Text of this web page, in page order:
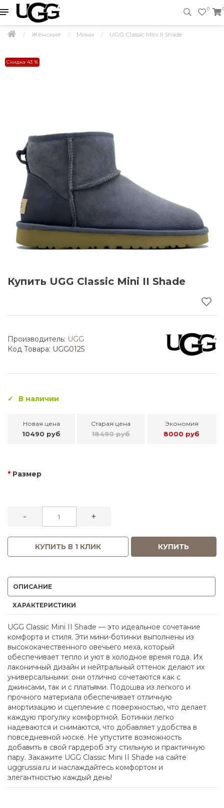
0
Женские Мини UGG Classic Mini II Shade
Скидка 43 %
Купить UGG Classic Mini II Shade
Производитель: UGG
Код Товара: UGG0125
В наличии
Новая цена
10490 руб
Старая цена
18490 руб
Экономия
8000 руб
Размер
- +
КУПИТЬ В 1 КЛИК КУПИТЬ
ОПИСАНИЕ
ХАРАКТЕРИСТИКИ
UGG Classic Mini II Shade — это идеальное сочетание
комфорта и стиля. Эти мини-ботинки выполнены из
высококачественного овечьего меха, который
обеспечивает тепло и уют в холодное время года. Их
лаконичный дизайн и нейтральный оттенок делают их
универсальными: они отлично сочетаются как с
джинсами, так и с платьями. Подошва из легкого и
прочного материала обеспечивает отличную
амортизацию и сцепление с поверхностью, что делает
каждую прогулку комфортной. Ботинки легко
надеваются и снимаются, что добавляет удобства в
повседневной носке. Не упустите возможность
добавить в свой гардероб эту стильную и практичную
пару. Закажите UGG Classic Mini II Shade на сайте
uggrussia.ru и наслаждайтесь комфортом и
элегантностью каждый день!